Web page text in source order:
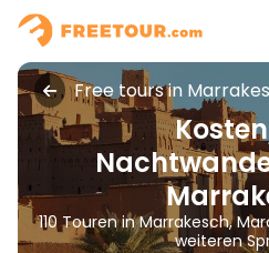
Free tours in
110 Touren in Marrakesch,
weiteren